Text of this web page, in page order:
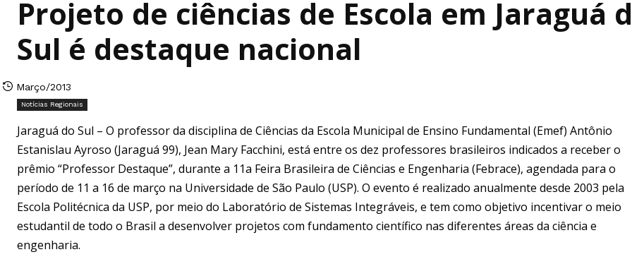
Projeto de ciências de Escola em Jaraguá
Sul é destaque nacional
Março/2013
Notícias Regionais
Jaraguá do Sul – O professor da disciplina de Ciências da Escola Municipal de Ensino Fundamental (Emef) Antônio
Estanislau Ayroso (Jaraguá 99), Jean Mary Facchini, está entre os dez professores brasileiros indicados a receber o
prêmio “Professor Destaque”, durante a 11a Feira Brasileira de Ciências e Engenharia (Febrace), agendada para o
período de 11 a 16 de março na Universidade de São Paulo (USP). O evento é realizado anualmente desde 2003 pela
Escola Politécnica da USP, por meio do Laboratório de Sistemas Integráveis, e tem como objetivo incentivar o meio
estudantil de todo o Brasil a desenvolver projetos com fundamento científico nas diferentes áreas da ciência e
engenharia.